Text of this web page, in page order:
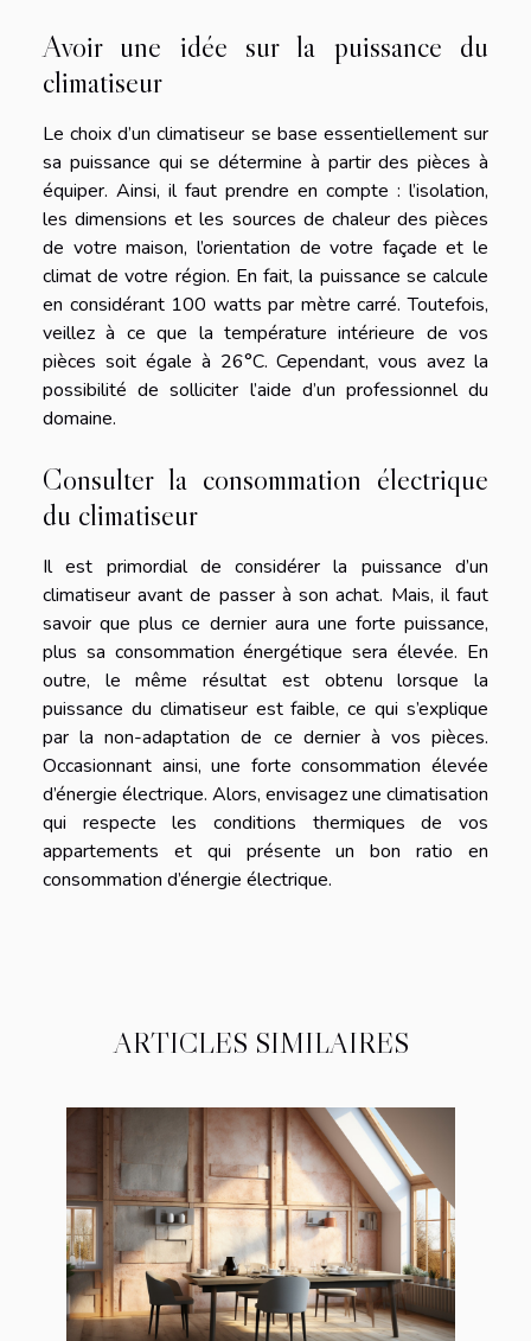
Avoir une idée sur la puissance du
climatiseur
Le choix d’un climatiseur se base essentiellement sur
sa puissance qui se détermine à partir des pièces à
équiper. Ainsi, il faut prendre en compte : l’isolation,
les dimensions et les sources de chaleur des pièces
de votre maison, l’orientation de votre façade et le
climat de votre région. En fait, la puissance se calcule
en considérant 100 watts par mètre carré. Toutefois,
veillez à ce que la température intérieure de vos
pièces soit égale à 26°C. Cependant, vous avez la
possibilité de solliciter l’aide d’un professionnel du
domaine.
Consulter la consommation électrique
du climatiseur
Il est primordial de considérer la puissance d’un
climatiseur avant de passer à son achat. Mais, il faut
savoir que plus ce dernier aura une forte puissance,
plus sa consommation énergétique sera élevée. En
outre, le même résultat est obtenu lorsque la
puissance du climatiseur est faible, ce qui s’explique
par la non-adaptation de ce dernier à vos pièces.
Occasionnant ainsi, une forte consommation élevée
d’énergie électrique. Alors, envisagez une climatisation
qui respecte les conditions thermiques de vos
appartements et qui présente un bon ratio en
consommation d’énergie électrique.
ARTICLES SIMILAIRES